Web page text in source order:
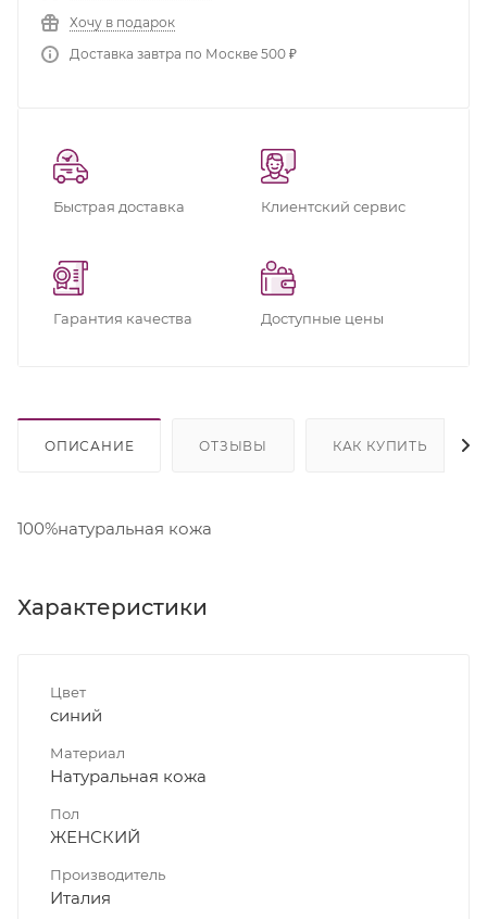
Хочу в подарок
Доставка завтра по Москве 500 ₽
Быстрая доставка Клиентский сервис
Гарантия качества Доступные цены
ОПИСАНИЕ ОТЗЫВЫ КАК КУПИТЬ
100%натуральная кожа
Характеристики
Цвет
синий
Материал
Натуральная кожа
Пол
ЖЕНСКИЙ
Производитель
Италия